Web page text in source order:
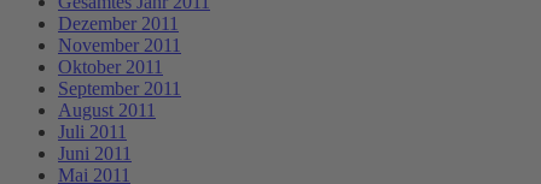
Dezember 2011
November 2011
Oktober 2011
September 2011
August 2011
Juli 2011
Juni 2011
Mai 2011